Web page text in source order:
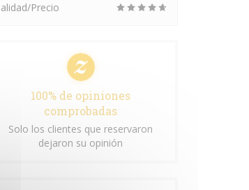
Precio
100% de opiniones
comprobadas
Solo los clientes que reservaron
dejaron su opinión